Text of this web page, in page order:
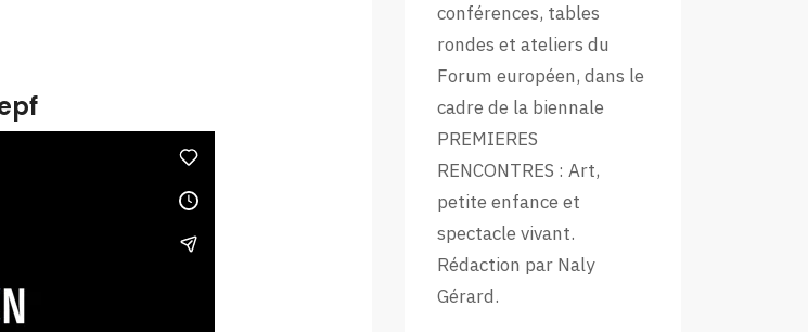
conférences, tables
rondes et ateliers du
Forum européen, dans le
cadre de la biennale
PREMIERES
RENCONTRES : Art,
petite enfance et
spectacle vivant.
Rédaction par Naly
Gérard.